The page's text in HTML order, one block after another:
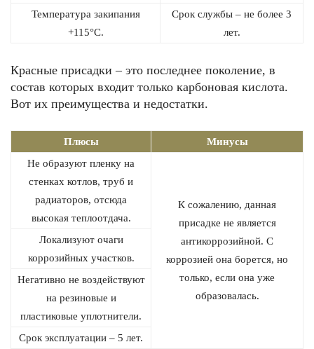
Температура закипания
+115°С.
Срок службы – не более 3
лет.
Красные присадки – это последнее поколение, в
состав которых входит только карбоновая кислота.
Вот их преимущества и недостатки.
Плюсы
Минусы
Не образуют пленку на
стенках котлов, труб и
радиаторов, отсюда
высокая теплоотдача.
К сожалению, данная
присадке не является
антикоррозийной. С
коррозией она борется, но
только, если она уже
образовалась.
Локализуют очаги
коррозийных участков.
Негативно не воздействуют
на резиновые и
пластиковые уплотнители.
Срок эксплуатации – 5 лет.